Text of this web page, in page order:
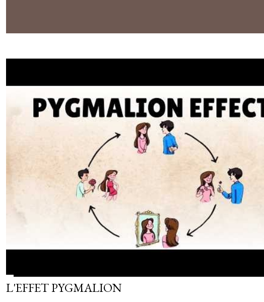
L'EFFET PYGMALION